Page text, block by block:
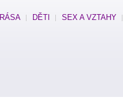
DĚTI SEX A VZTAHY